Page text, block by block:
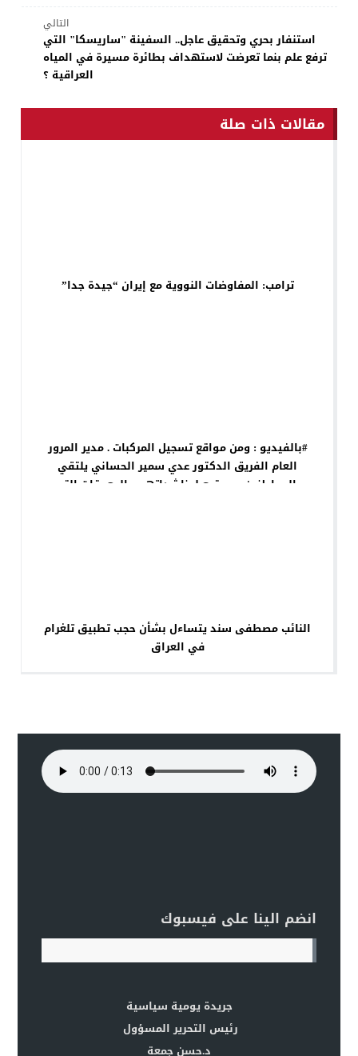
التالي
استنفار بحري وتحقيق عاجل.. السفينة "ساريسكا" التي
ترفع علم بنما تعرضت لاستهداف بطائرة مسيرة في المياه
العراقية ؟
مقالات ذات صلة
ترامب: المفاوضات النووية مع إيران “جيدة جدا”
#بالفيديو : ومن مواقع تسجيل المركبات . مدير المرور
العام الفريق الدكتور عدي سمير الحساني يلتقي
بالمواطنين ويستمع لمناشداتهم والمعوقات التي
النائب مصطفى سند يتساءل بشأن حجب تطبيق تلغرام
في العراق
انضم الينا على فيسبوك
جريدة يومية سياسية
رئيس التحرير المسؤول
د.حسن جمعة